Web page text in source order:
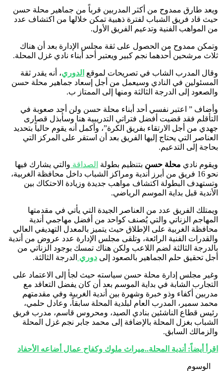
ويعد طارق ممدوح من أكثر المدربين قرباً من جماهير محلة حسن
حيث قاد فريق الشباب لفترة ذهبية تمكن خلالها من اكتشاف عدد
من المواهب الفنية وتدعيم الفريق الأول.
وتمكن ممدوح من الحصول على ثقة مجلس الإدارة بعد أن هناك
ثلاث مرشحين أحدهما نجم كبير ويعتبر أحد أبناء نادي غزل المحلة.
وقال المدرب الشاب في تصريحات لموقع الدوري، أنه يقدر ثقة
المسئولين في النادي وسيعمل من أجل إسعاد جماهير محلة حسن
والصعود إلى الدرجة الثالثة ومنها إلى الممتاز ب.
وأضاف ” اعتبر نفسي أحد أبناء محلة حسن ولن أجد صعوبة في
التأقلم فقد قضيت أفضل فتراتي التدريبية هنا وسأبذل قصارى
جهدي من أجل الارتقاء بفريق الكرة”، وأكمل أنه يقوم حالياً بتحديد
العناصر التي يحتاج إليها الفريق بعد أن استقر على المركز التي
بحاجة إلى التدعيم.
ويقوم نادي محلة حسن بتنظيم بطولة الصداقة والتي يشارك فيها
نحو 16 فريق من أبرز أندية ومراكز الشباب داخل محافظة الغربية،
وتستهدف البطولة اكتشاف مواهب جديدة وزيادة الاحتكاك بين
الأندية قبل بداية الموسم الرياضي.
ويمتلك الفريق عدد من العناصر الجيدة التي يأتي في مقدمتها
المهاجم الزناتي والتي يُصنف كواحد من أفضل مهاجمي أندية
محافظة الغربية على الإطلاق حيث يتميز بالمعدل التهديفي العالي
والقدرات الفنية الرائعة، وتلقى مجلس الإدارة عدد عروض من أندية
بالدرجة الثالثة لضم اللاعب ولكن هناك تمسك بوجود الزناتي من
أجل تحقيق حلم الجماهير بالصعود إلى دوري الدرجة الثالثة.
وغير مجلس إدارة محلة حسن سياسته حيث لجأ إلى الاعتماد على
التجارب الشابة في بداية الموسم بعد أن كان يفضل التعاقد مع
مدربين أكفاء وذو خبرة وشهرة بين أندية الغربية وفي مقدمتهم
محمد سمير، المدرب العام لبلدية المحلة سابقاً، وعادل حلمي،
رئيس قطاع الناشئين بنادي الصيد، ومحروس قاسم، مدرب فريق
الشباب بغزل المحلة بالإضافة إلى محمد جابر نجم غزل المحلة
والزمالك السابق.
اقرأ أيضاً: أندية المحلة..ميراث ملوك وكفاح عمال أضاعه الأحفاد
الوسوم